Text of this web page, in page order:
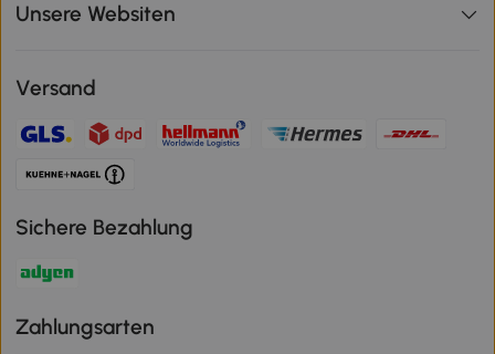
Unsere Websiten
Versand
Sichere Bezahlung
Zahlungsarten